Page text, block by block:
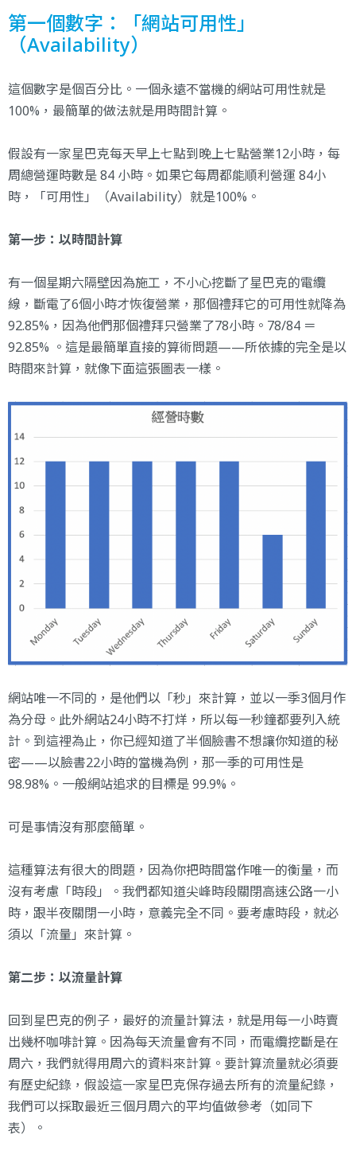
第一個數字：「網站可用性」
（Availability）
這個數字是個百分比。一個永遠不當機的網站可用性就是
100%，最簡單的做法就是用時間計算。
假設有一家星巴克每天早上七點到晚上七點營業12小時，每
周總營運時數是 84 小時。如果它每周都能順利營運 84小
時，「可用性」（Availability）就是100%。
第一步：以時間計算
有一個星期六隔壁因為施工，不小心挖斷了星巴克的電纜
線，斷電了6個小時才恢復營業，那個禮拜它的可用性就降為
92.85%，因為他們那個禮拜只營業了78小時。78/84 ＝
92.85% 。這是最簡單直接的算術問題——所依據的完全是以
時間來計算，就像下面這張圖表一樣。
網站唯一不同的，是他們以「秒」來計算，並以一季3個月作
為分母。此外網站24小時不打烊，所以每一秒鐘都要列入統
計。到這裡為止，你已經知道了半個臉書不想讓你知道的秘
密——以臉書22小時的當機為例，那一季的可用性是
98.98%。一般網站追求的目標是 99.9%。
可是事情沒有那麼簡單。
這種算法有很大的問題，因為你把時間當作唯一的衡量，而
沒有考慮「時段」。我們都知道尖峰時段關閉高速公路一小
時，跟半夜關閉一小時，意義完全不同。要考慮時段，就必
須以「流量」來計算。
第二步：以流量計算
回到星巴克的例子，最好的流量計算法，就是用每一小時賣
出幾杯咖啡計算。因為每天流量會有不同，而電纜挖斷是在
周六，我們就得用周六的資料來計算。要計算流量就必須要
有歷史紀錄，假設這一家星巴克保存過去所有的流量紀錄，
我們可以採取最近三個月周六的平均值做參考（如同下
表）。